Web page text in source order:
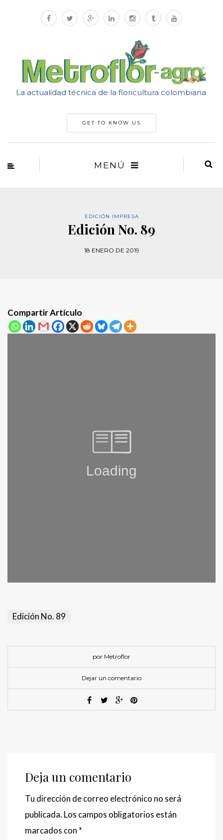
La actualidad técnica de la floricultura colombiana
GET TO KNOW US
MENÚ
EDICIÓN IMPRESA
Edición No. 89
18 ENERO DE 2019
Compartir Artículo
Edición No. 89
por Metroflor
Dejar un comentario
Deja un comentario
Tu dirección de correo electrónico no será
publicada. Los campos obligatorios están
marcados con *